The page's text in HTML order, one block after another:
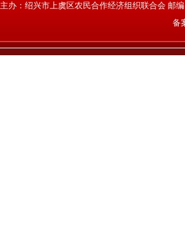
主办：绍兴市上虞区农民合作经济组织联合会 邮
备